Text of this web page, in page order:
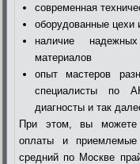
современная
оборудованные цехи
наличие
материалов
опыт мастеров
специалисты по
диагносты и так
При этом, вы можете
оплаты и
средний по Москве